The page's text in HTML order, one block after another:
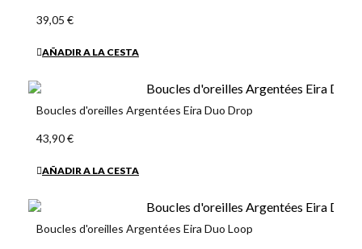
39,05 €
AÑADIR A LA CESTA
Boucles d'oreilles Argentées Eira Duo Drop
43,90 €
AÑADIR A LA CESTA
Boucles d'oreilles Argentées Eira Duo Loop